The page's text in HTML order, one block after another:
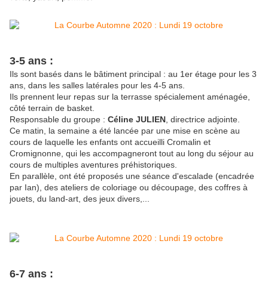
3-5 ans :
Ils sont basés dans le bâtiment principal : au 1er étage pour les 3
ans, dans les salles latérales pour les 4-5 ans.
Ils prennent leur repas sur la terrasse spécialement aménagée,
côté terrain de basket.
Responsable du groupe : Céline JULIEN , directrice adjointe.
Ce matin, la semaine a été lancée par une mise en scène au
cours de laquelle les enfants ont accueilli Cromalin et
Cromignonne, qui les accompagneront tout au long du séjour au
cours de multiples aventures préhistoriques.
En parallèle, ont été proposés une séance d'escalade (encadrée
par Ian), des ateliers de coloriage ou découpage, des coffres à
jouets, du land-art, des jeux divers,...
6-7 ans :